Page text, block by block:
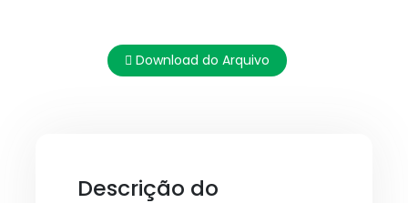
Download do Arquivo
Descrição do